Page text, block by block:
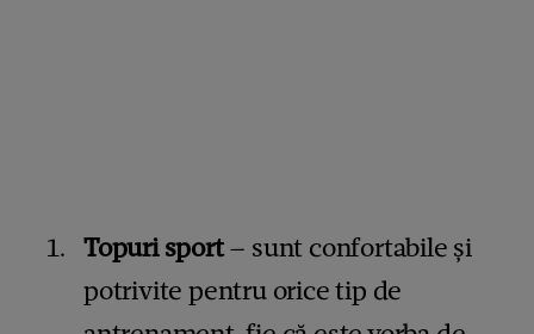
Topuri sport– sunt confortabile și
potrivite pentru orice tip de